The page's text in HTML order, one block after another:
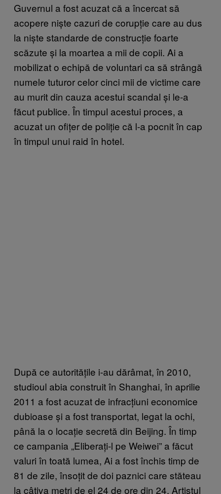
Guvernul a fost acuzat că a încercat să
acopere niște cazuri de corupție care au dus
la niște standarde de construcție foarte
scăzute și la moartea a mii de copii. Ai a
mobilizat o echipă de voluntari ca să strângă
numele tuturor celor cinci mii de victime care
au murit din cauza acestui scandal și le-a
făcut publice. În timpul acestui proces, a
acuzat un ofițer de poliție că l-a pocnit în cap
în timpul unui raid în hotel.
După ce autoritățile i-au dărâmat, în 2010,
studioul abia construit în Shanghai, în aprilie
2011 a fost acuzat de infracțiuni economice
dubioase și a fost transportat, legat la ochi,
până la o locație secretă din Beijing. În timp
ce campania „Eliberați-l pe Weiwei” a făcut
valuri în toată lumea, Ai a fost închis timp de
81 de zile, însoțit de doi paznici care stăteau
la câțiva metri de el 24 de ore din 24. Artistul